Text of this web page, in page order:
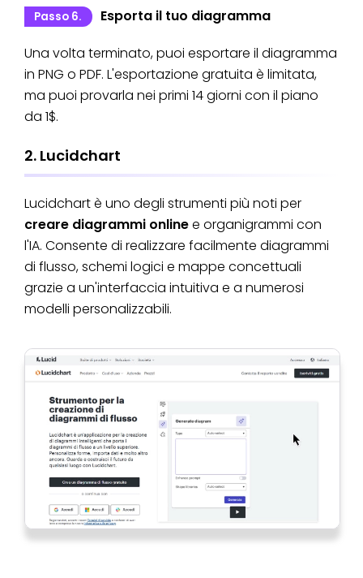
Passo 6.
Esporta il tuo diagramma
Una volta terminato, puoi esportare il diagramma
in PNG o PDF. L'esportazione gratuita è limitata,
ma puoi provarla nei primi 14 giorni con il piano
da 1$.
2. Lucidchart
Lucidchart è uno degli strumenti più noti per
creare diagrammi onlinee organigrammi con
l'IA. Consente di realizzare facilmente diagrammi
di flusso, schemi logici e mappe concettuali
grazie a un'interfaccia intuitiva e a numerosi
modelli personalizzabili.